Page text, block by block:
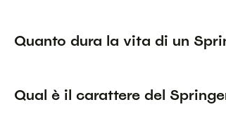
Quanto dura la vita di un
Qual è il carattere del